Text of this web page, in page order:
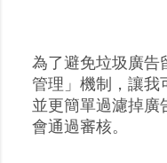
張
貼
留
為了避免垃圾廣告
管理」機制，讓我
並更簡單過濾掉廣
會通過審核。